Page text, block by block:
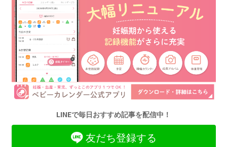
LINEで毎日おすすめ記事を配信中！
友だち登録する